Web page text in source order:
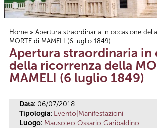
Tu sei qui
Home » Apertura straordinaria in occasione
MORTE di MAMELI (6 luglio 1849)
Apertura straordinaria in
della ricorrenza della
MAMELI (6 luglio 1849)
Data: 06/07/2018
Tipologia: Evento|Manifestazioni
Luogo: Mausoleo Ossario Garibaldino